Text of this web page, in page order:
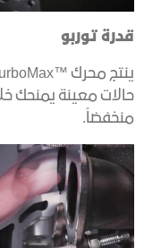
قدرة توربو
حالات معينة يمنحك
منخفضاً.